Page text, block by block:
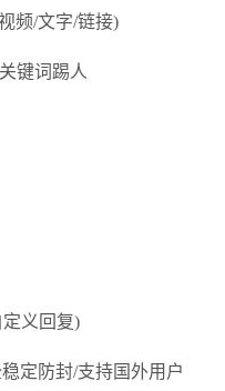
频/文字/链接)
键词踢人
义回复)
定防封/支持国外用户